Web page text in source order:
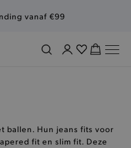
vanaf €99
ballen. Hun jeans fits voor
fit en slim fit. Deze